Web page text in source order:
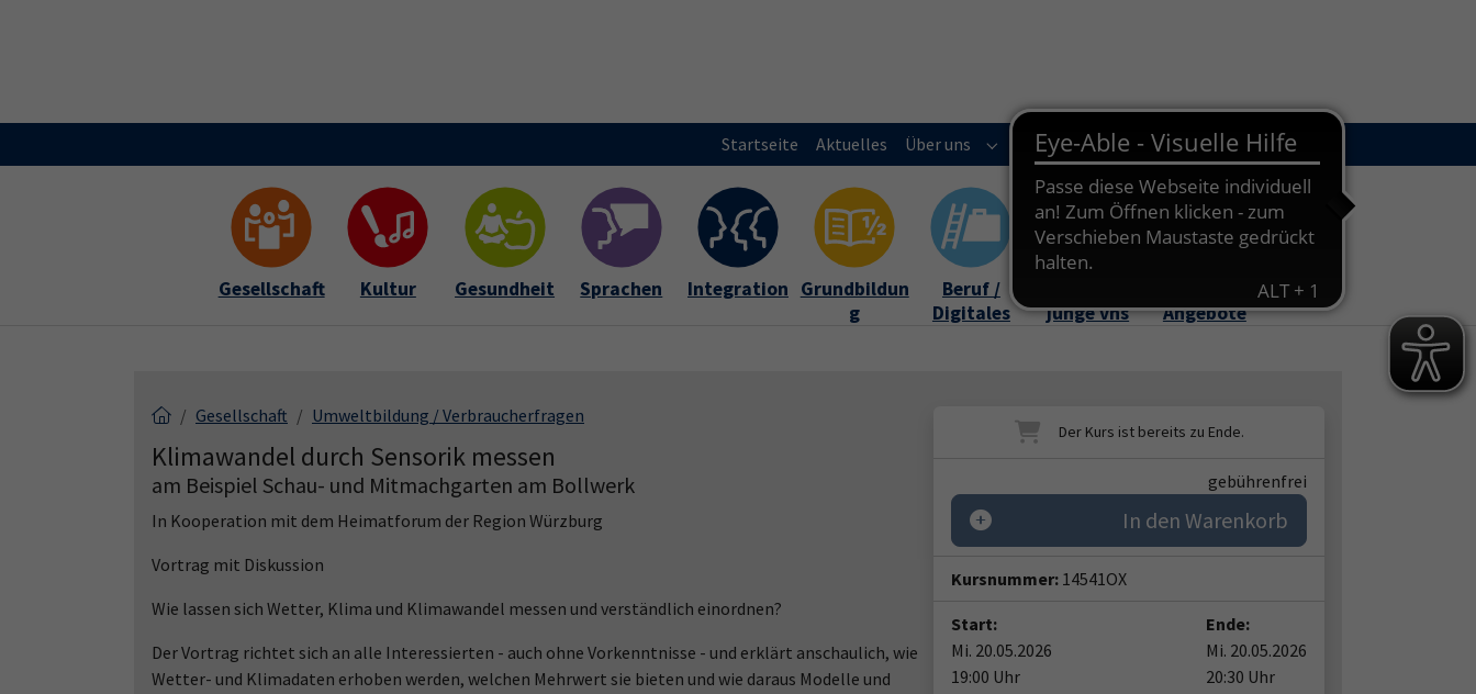
Startseite Aktuelles Über uns Submenu for "Über uns"
Kursleitungen Submenu for "Kursleitungen"
Newsletter Kontakt
Gesellschaft Kultur Gesundheit Sprachen Integration Grundbildun
g
Beruf /
Digitales
junge vhs
Angebote
Gesellschaft Umweltbildung / Verbraucherfragen
Klimawandel durch Sensorik messen
am Beispiel Schau- und Mitmachgarten am Bollwerk
In Kooperation mit dem Heimatforum der Region Würzburg
Vortrag mit Diskussion
Wie lassen sich Wetter, Klima und Klimawandel messen und verständlich einordnen?
Der Vortrag richtet sich an alle Interessierten - auch ohne Vorkenntnisse - und erklärt anschaulich, wie
Wetter- und Klimadaten erhoben werden, welchen Mehrwert sie bieten und wie daraus Modelle und
gebührenfrei
In den Warenkorb
Kursnummer: 14541OX
Start:
Mi. 20.05.2026
19:00 Uhr
Ende:
Mi. 20.05.2026
20:30 Uhr